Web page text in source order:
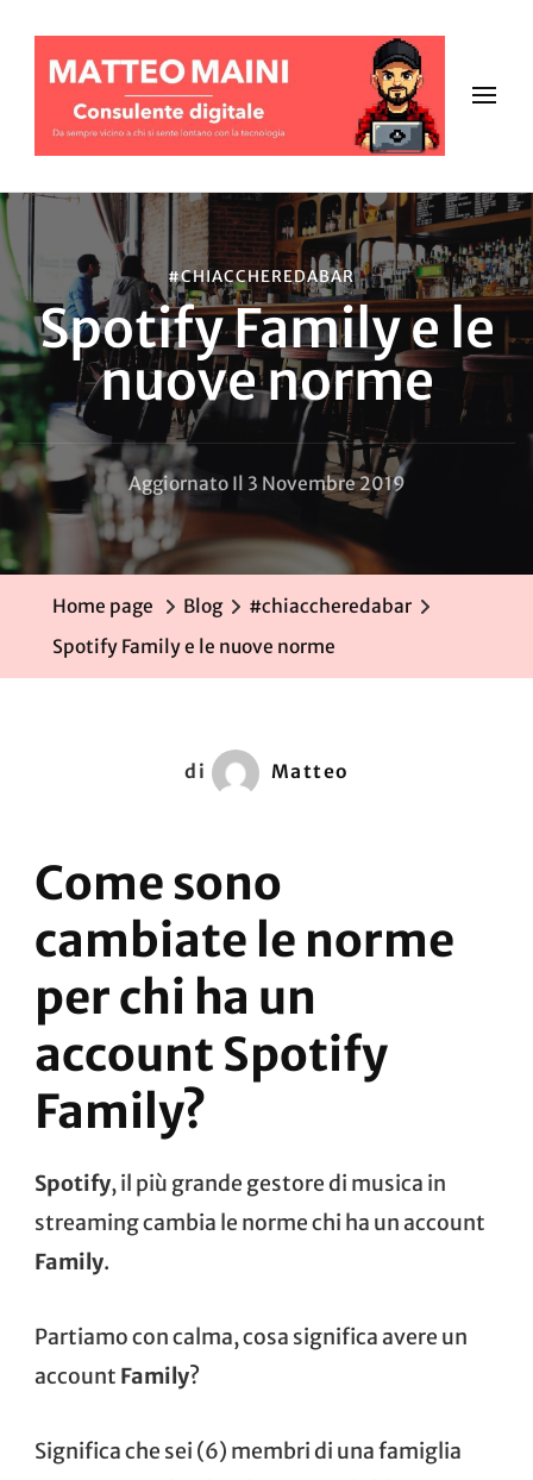
#CHIACCHEREDABAR
Spotify Family e le
nuove norme
Aggiornato Il 3 Novembre 2019
Home page Blog
#chiaccheredabar
Spotify Family e le nuove norme
di Matteo
Come sono
cambiate le norme
per chi ha un
account Spotify
Family?
Spotify, il più grande gestore di musica in
streaming cambia le norme chi ha un account
Family.
Partiamo con calma, cosa significa avere un
account Family?
Significa che sei (6) membri di una famiglia